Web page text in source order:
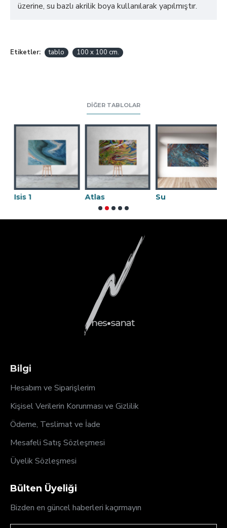
üzerine, su bazlı akrilik boya kullanılarak yapılmıştır.
Etiketler: tablo 100 x 100 cm.
DIĞER TABLOLAR
Su
Bilgi
Hesabım ve Siparişlerim
Kişisel Verilerin Korunması ve Gizlilik
Ödeme, Teslimat ve İade
Mesafeli Satış Sözleşmesi
Üyelik Sözleşmesi
Bülten Üyeliği
Bizden en güncel haberleri kaçırmayın